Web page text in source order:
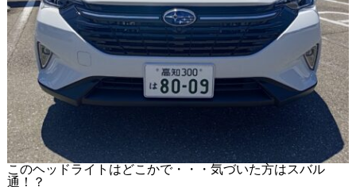
このヘッドライトはどこかで・・・気づいた方はスバル
通！？